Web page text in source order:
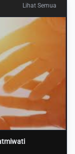
Lihat Semua